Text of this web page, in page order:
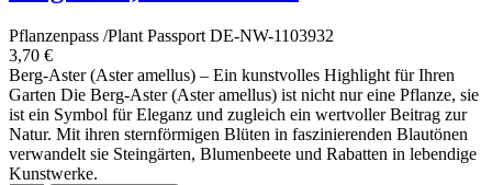
Pflanzenpass /Plant Passport DE-NW-1103932
3,70 €
Berg-Aster (Aster amellus) – Ein kunstvolles Highlight für Ihren
Garten Die Berg-Aster (Aster amellus) ist nicht nur eine Pflanze, sie
ist ein Symbol für Eleganz und zugleich ein wertvoller Beitrag zur
Natur. Mit ihren sternförmigen Blüten in faszinierenden Blautönen
verwandelt sie Steingärten, Blumenbeete und Rabatten in lebendige
Kunstwerke.